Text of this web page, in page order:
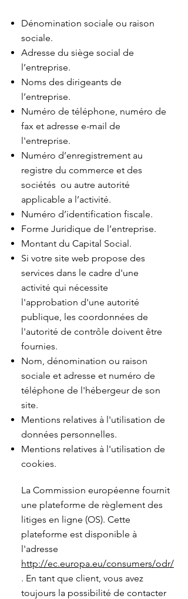
Dénomination sociale ou raison
sociale.
Adresse du siège social de
l’entreprise.
Noms des dirigeants de
l’entreprise.
Numéro de téléphone, numéro de
fax et adresse e-mail de
l'entreprise.
Numéro d’enregistrement au
registre du commerce et des
sociétés ou autre autorité
applicable a l’activité.
Numéro d’identification fiscale.
Forme Juridique de l’entreprise.
Montant du Capital Social.
Si votre site web propose des
services dans le cadre d'une
activité qui nécessite
l'approbation d'une autorité
publique, les coordonnées de
l'autorité de contrôle doivent être
fournies. ​​​
Nom, dénomination ou raison
sociale et adresse et numéro de
téléphone de l'hébergeur de son
site.
Mentions relatives à l'utilisation de
données personnelles.
Mentions relatives à l'utilisation de
cookies.
La Commission européenne fournit
une plateforme de règlement des
litiges en ligne (OS). Cette
plateforme est disponible à
l'adresse
http://ec.europa.eu/consumers/odr/
. En tant que client, vous avez
toujours la possibilité de contacter